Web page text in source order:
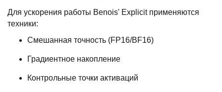
Для ускорения работы Benois' Explicit применяются
техники:
Смешанная точность (FP16/BF16)
Градиентное накопление
Контрольные точки активаций